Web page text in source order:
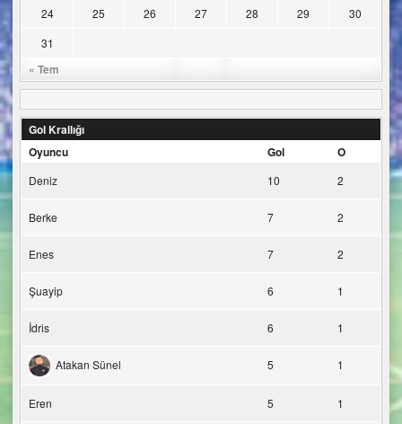
« Tem
24
25 26 27 28 29
30
31
Gol Krallığı
Oyuncu
Gol O
Deniz 10 2
Berke 7 2
Enes 7 2
Şuayip 6 1
İdris 6 1
Atakan Sünel 5 1
Eren 5 1